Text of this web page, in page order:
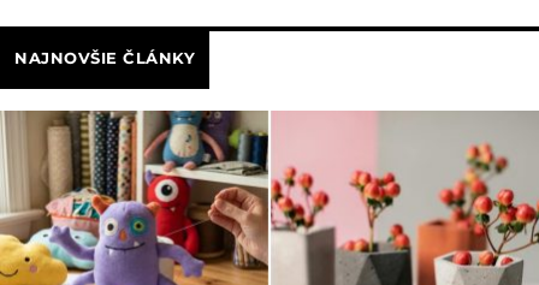
NAJNOVŠIE ČLÁNKY